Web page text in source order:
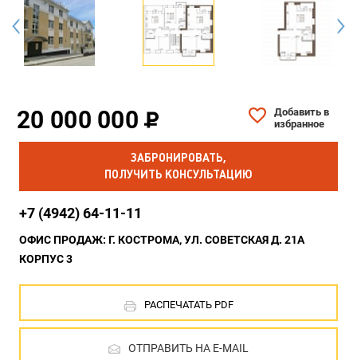
20 000 000
Добавить в
избранное
ЗАБРОНИРОВАТЬ,
ПОЛУЧИТЬ КОНСУЛЬТАЦИЮ
+7 (4942) 64-11-11
ОФИС ПРОДАЖ: Г. КОСТРОМА, УЛ. СОВЕТСКАЯ Д. 21А
КОРПУС 3
РАСПЕЧАТАТЬ PDF
ОТПРАВИТЬ НА E-MAIL